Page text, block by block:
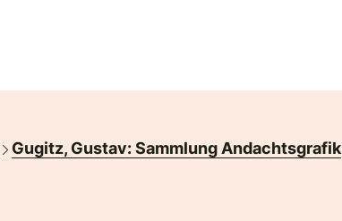
Gugitz, Gustav: Sammlung Andachtsgrafik